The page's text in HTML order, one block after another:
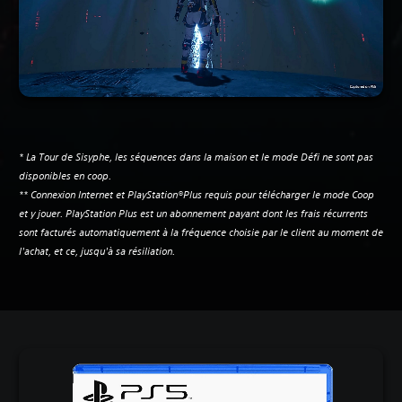
* La Tour de Sisyphe, les séquences dans la maison et le mode Défi ne sont pas
disponibles en coop.
** Connexion Internet et PlayStation®Plus requis pour télécharger le mode Coop
et y jouer. PlayStation Plus est un abonnement payant dont les frais récurrents
sont facturés automatiquement à la fréquence choisie par le client au moment de
l'achat, et ce, jusqu'à sa résiliation.‎